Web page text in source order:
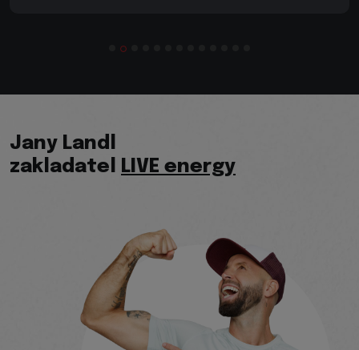
Jany Landl
zakladatel LIVE energy